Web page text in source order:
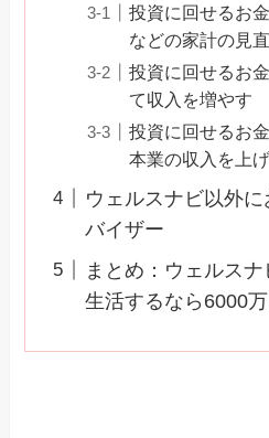
投資に回せるお
などの家計の見
投資に回せるお
て収入を増やす
投資に回せるお
本業の収入を上
ウェルスナビ以外
バイザー
まとめ：ウェルス
生活するなら6000